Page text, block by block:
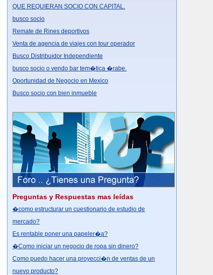
QUE REQUIERAN SOCIO CON CAPITAL.
busco socio
Remate de Rines deportivos
Venta de agencia de viajes con tour operador
Busco Distribuidor Independiente
busco socio o vendo bar tem�tica �rabe.
Oportunidad de Negocio en Mexico
Busco socio con bien inmueble
Preguntas y Respuestas mas leídas
�como estructurar un cuestionario de estudio de
mercado?
Es rentable poner una papeler�a?
�Como iniciar un negocio de ropa sin dinero?
Como puedo hacer una proyecci�n de ventas de un
nuevo producto?